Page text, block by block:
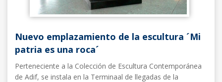
Nuevo emplazamiento de la escultura ´Mi
patria es una roca´
Perteneciente a la Colección de Escultura Contemporánea
de Adif, se instala en la Terminaal de llegadas de la